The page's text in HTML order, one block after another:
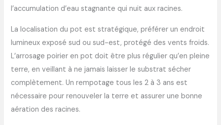
l’accumulation d’eau stagnante qui nuit aux racines.
La localisation du pot est stratégique, préférer un endroit
lumineux exposé sud ou sud-est, protégé des vents froids.
L’arrosage poirier en pot doit être plus régulier qu’en pleine
terre, en veillant à ne jamais laisser le substrat sécher
complètement. Un rempotage tous les 2 à 3 ans est
nécessaire pour renouveler la terre et assurer une bonne
aération des racines.